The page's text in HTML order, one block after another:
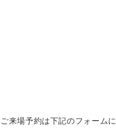
ご来場予約は下記のフォーム